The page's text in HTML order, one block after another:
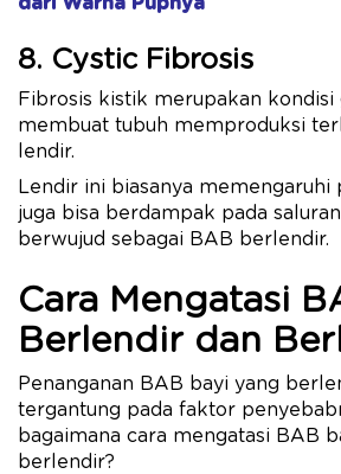
dari Warna Pupnya
8. Cystic Fibrosis
Fibrosis kistik merupakan kondisi
membuat tubuh memproduksi
lendir.
Lendir ini biasanya memengaruhi
juga bisa berdampak pada
berwujud sebagai BAB berlendir.
Cara Mengatasi
Berlendir dan
Penanganan BAB bayi yang
tergantung pada faktor
bagaimana cara mengatasi BAB
berlendir?